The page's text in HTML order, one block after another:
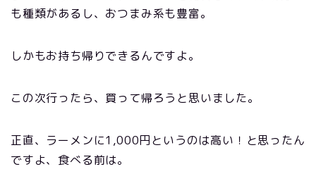
も種類があるし、おつまみ系も豊富。
しかもお持ち帰りできるんですよ。
この次行ったら、買って帰ろうと思いました。
正直、ラーメンに1,000円というのは高い！と思ったん
ですよ、食べる前は。